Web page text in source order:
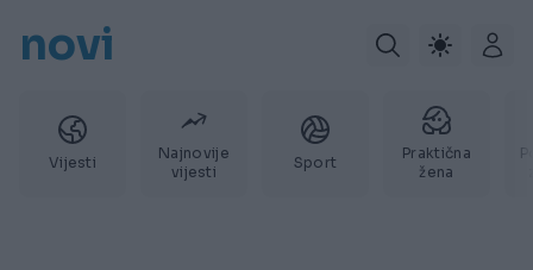
novi
Vijesti
Najnovije
vijesti
Sport
Praktična
žena